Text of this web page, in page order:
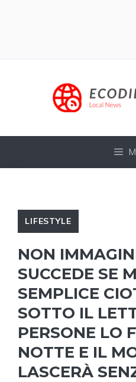
LIFESTYLE
NON
SUCCEDE SE
SEMPLICE
SOTTO IL
PERSONE LO
NOTTE E IL
LASCERÀ